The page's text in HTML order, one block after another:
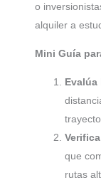
o
alquiler a
Mini Guía
Evalúa
que
rutas